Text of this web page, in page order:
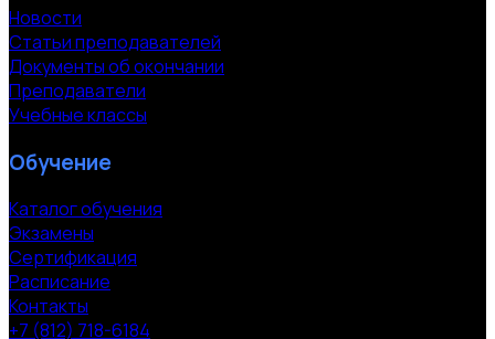
Новости
Статьи преподавателей
Документы об окончании
Преподаватели
Учебные классы
Обучение
Каталог обучения
Экзамены
Сертификация
Расписание
Контакты
+7 (812) 718-6184